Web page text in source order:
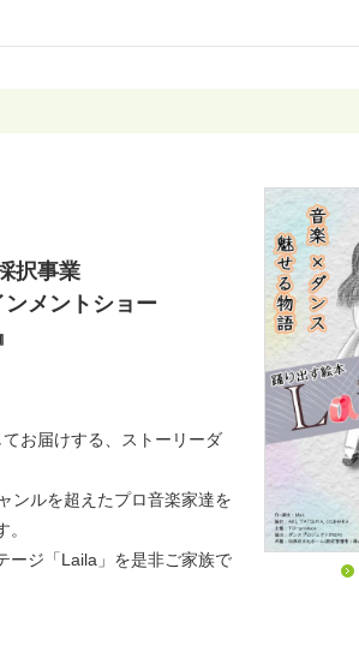
択事業
メントショー
お届けする、ストーリーダ
ンルを超えたプロ音楽家達を
ージ「Laila」を是非ご家族で